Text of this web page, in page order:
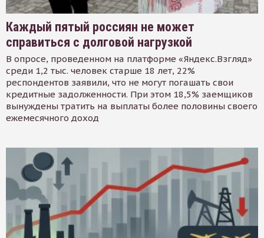
Каждый пятый россиян не может
справиться с долговой нагрузкой
В опросе, проведенном на платформе «Яндекс.Взгляд»
среди 1,2 тыс. человек старше 18 лет, 22%
респондентов заявили, что не могут погашать свои
кредитные задолженности. При этом 18,5% заемщиков
вынуждены тратить на выплаты более половины своего
ежемесячного доход